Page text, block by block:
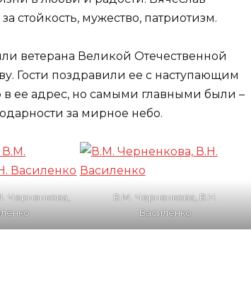
стойкость, мужество, патриотизм.
ветерана Великой Отечественной
Гости поздравили ее с наступающим
в ее адрес, но самыми главными были –
за мирное небо.
Черненкова,
В.М. Черненкова, В.Н.
Василенко